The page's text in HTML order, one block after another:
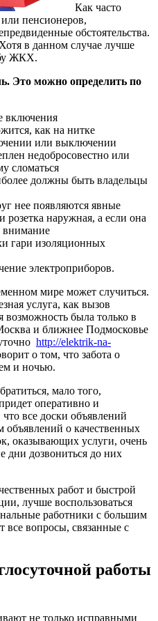
Как часто
пенсионеров,
обстоятельства.
в данном случае лучше
ЖКХ.
Это можно определить по
включения
как на нитке
или выключении
недобросовестно или
сломаться
должны быть владельцы
нее появляются явные
наружная, а если она
внимание
гари изоляционных
электроприборов.
мире может случиться.
услуга, как вызов
возможность была только в
и ближнее Подмосковье
http://elektrik-na-
о том, что забота о
и ночью.
мало того,
оперативно и
все доски объявлений
объявлений о качественных
оказывающих услуги, очень
дни дозвониться до них
работ и быстрой
лучше воспользоваться
работники с большим
все вопросы, связанные с
работы
не только исправными